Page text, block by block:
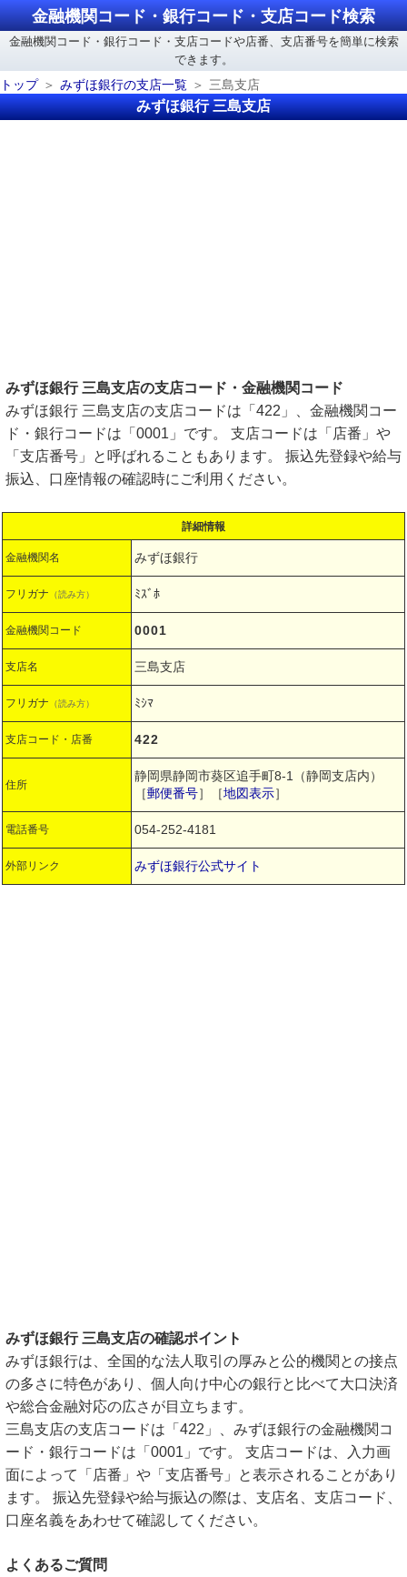
金融機関コード・銀行コード・支店コード検索
金融機関コード・銀行コード・支店コードや店番、支店番号を簡単に検索
できます。
トップ
みずほ銀行の支店一覧 三島支店
みずほ銀行 三島支店
みずほ銀行 三島支店の支店コード・金融機関コード
みずほ銀行 三島支店の支店コードは「422」、金融機関コー
ド・銀行コードは「0001」です。 支店コードは「店番」や
「支店番号」と呼ばれることもあります。 振込先登録や給与
振込、口座情報の確認時にご利用ください。
詳細情報
金融機関名 みずほ銀行
フリガナ （読み方） ﾐｽﾞﾎ
金融機関コード 0001
支店名 三島支店
フリガナ （読み方） ﾐｼﾏ
支店コード・店番 422
住所
静岡県静岡市葵区追手町8-1（静岡支店内）
［郵便番号］［地図表示］
電話番号 054-252-4181
外部リンク みずほ銀行公式サイト
みずほ銀行 三島支店の確認ポイント
みずほ銀行は、全国的な法人取引の厚みと公的機関との接点
の多さに特色があり、個人向け中心の銀行と比べて大口決済
や総合金融対応の広さが目立ちます。
三島支店の支店コードは「422」、みずほ銀行の金融機関コ
ード・銀行コードは「0001」です。 支店コードは、入力画
面によって「店番」や「支店番号」と表示されることがあり
ます。 振込先登録や給与振込の際は、支店名、支店コード、
口座名義をあわせて確認してください。
よくあるご質問